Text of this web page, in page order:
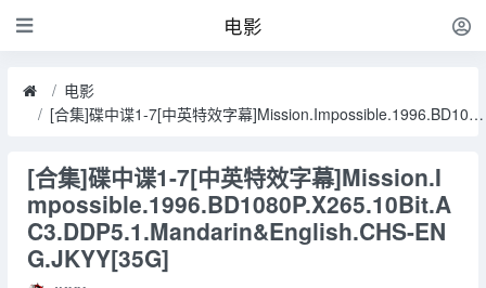
电影
电影
[合集]碟中谍1-7[中英特效字幕]Mission.Impossible.1996.BD1080P.X265.10Bit.AC3.DDP5.1.Mandarin&English.CHS-ENG.JKYY[35G]
[合集]碟中谍1-7[中英特效字幕]Mission.I
mpossible.1996.BD1080P.X265.10Bit.A
C3.DDP5.1.Mandarin&English.CHS-EN
G.JKYY[35G]